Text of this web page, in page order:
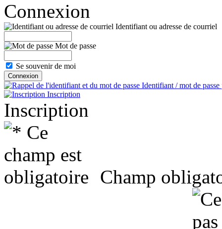
Connexion
Identifiant ou adresse de courriel
Mot de passe
Se souvenir de moi
Identifiant / mot de passe
Inscription
Inscription
Champ